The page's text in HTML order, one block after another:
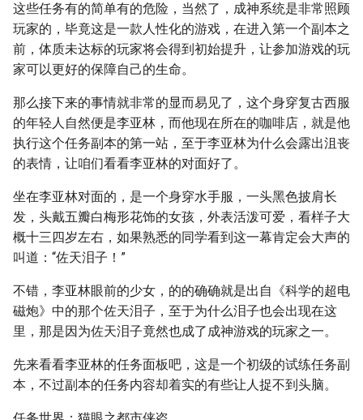
这些任务有的简单有的危险，当然了，成神系统是非常照顾
玩家的，毕竟这是一款人性化的游戏，在进入第一个副本之
前，体质未达标的玩家将会得到初始提升，让参加游戏的玩
家可以更好的保障自己的生命。
那么接下来的事情就非常的显而易见了，这个身穿复古西服
的年轻人自然便是李亚林，而他现在所在的咖啡店，就是他
执行这个任务副本的第一站，至于李亚林为什么会露出沮丧
的表情，让咱们看看李亚林的对面好了。
坐在李亚林对面的，是一个身穿水手服，一头黑色披肩长
发，头戴五瓣白梅形花饰的女孩，外表活泼可爱，看样子大
概十三四岁左右，如果熟悉的同学看到这一幕肯定会大声的
叫道：“佐天泪子！”
不错，李亚林眼前的少女，的的确确就是出自《科学的超电
磁炮》中的那个佐天泪子，至于为什么泪子也会出现在这
里，那是因为佐天泪子竟然也成了成神游戏的玩家之一。
先来看看李亚林的任务面板吧，这是一个初级的试练任务副
本，不过副本的任务内容却着实的有些让人捉不到头脑。